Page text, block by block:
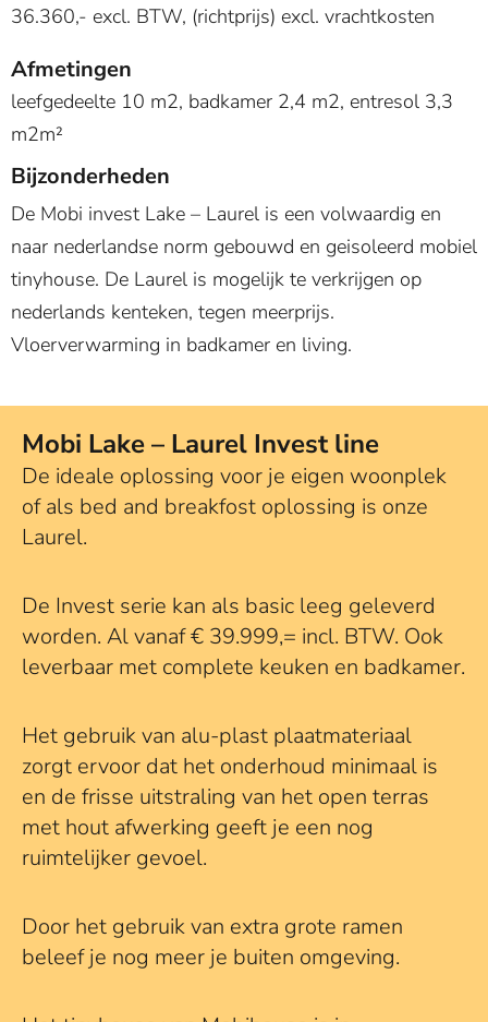
36.360,- excl. BTW, (richtprijs) excl. vrachtkosten
Afmetingen
leefgedeelte 10 m2, badkamer 2,4 m2, entresol 3,3
m2m²
Bijzonderheden
De Mobi invest Lake – Laurel is een volwaardig en
naar nederlandse norm gebouwd en geisoleerd mobiel
tinyhouse. De Laurel is mogelijk te verkrijgen op
nederlands kenteken, tegen meerprijs.
Vloerverwarming in badkamer en living.
Mobi Lake – Laurel Invest line
De ideale oplossing voor je eigen woonplek
of als bed and breakfost oplossing is onze
Laurel.
De Invest serie kan als basic leeg geleverd
worden. Al vanaf € 39.999,= incl. BTW. Ook
leverbaar met complete keuken en badkamer.
Het gebruik van alu-plast plaatmateriaal
zorgt ervoor dat het onderhoud minimaal is
en de frisse uitstraling van het open terras
met hout afwerking geeft je een nog
ruimtelijker gevoel.
Door het gebruik van extra grote ramen
beleef je nog meer je buiten omgeving.